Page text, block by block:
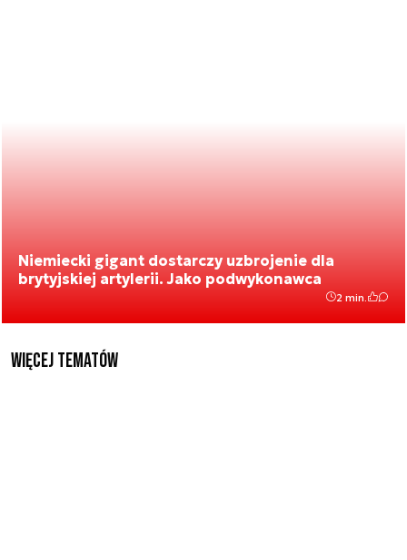
Niemiecki gigant dostarczy uzbrojenie dla
brytyjskiej artylerii. Jako podwykonawca
2 min.
Więcej tematów